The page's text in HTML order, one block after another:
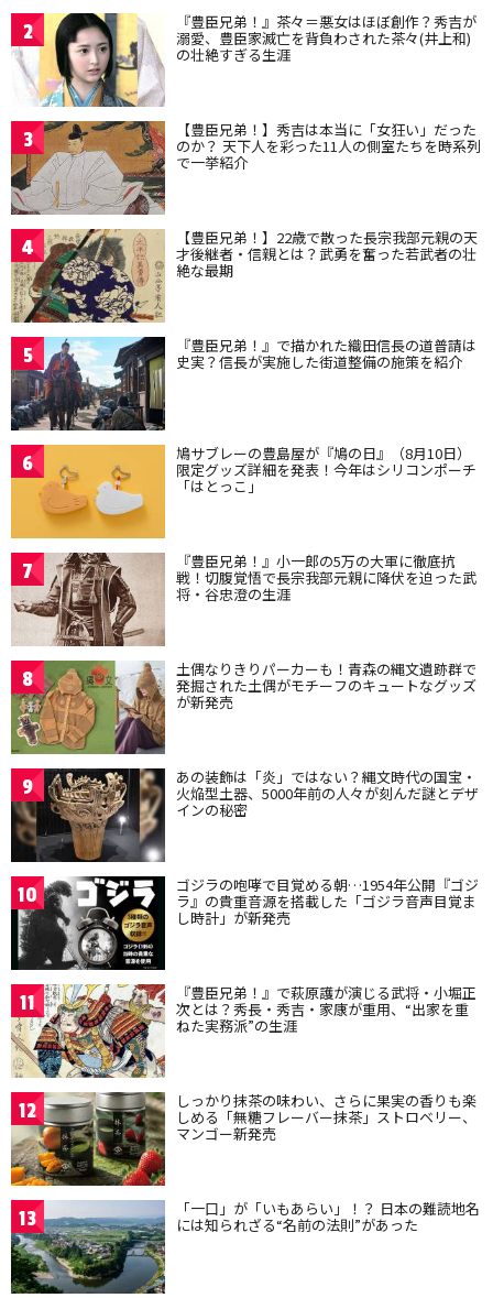
2 『豊臣兄弟！』茶々＝悪女はほぼ創作？秀吉が
溺愛、豊臣家滅亡を背負わされた茶々(井上和)
の壮絶すぎる生涯
3 【豊臣兄弟！】秀吉は本当に「女狂い」だった
のか？ 天下人を彩った11人の側室たちを時系列
で一挙紹介
4 【豊臣兄弟！】22歳で散った長宗我部元親の天
才後継者・信親とは？武勇を奮った若武者の壮
絶な最期
5 『豊臣兄弟！』で描かれた織田信長の道普請は
史実？信長が実施した街道整備の施策を紹介
6 鳩サブレーの豊島屋が『鳩の日』（8月10日）
限定グッズ詳細を発表！今年はシリコンポーチ
「はとっこ」
7 『豊臣兄弟！』小一郎の5万の大軍に徹底抗
戦！切腹覚悟で長宗我部元親に降伏を迫った武
将・谷忠澄の生涯
8 土偶なりきりパーカーも！青森の縄文遺跡群で
発掘された土偶がモチーフのキュートなグッズ
が新発売
9 あの装飾は「炎」ではない？縄文時代の国宝・
火焔型土器、5000年前の人々が刻んだ謎とデザ
インの秘密
10 ゴジラの咆哮で目覚める朝…1954年公開『ゴジ
ラ』の貴重音源を搭載した「ゴジラ音声目覚ま
し時計」が新発売
11 『豊臣兄弟！』で萩原護が演じる武将・小堀正
次とは？秀長・秀吉・家康が重用、“出家を重
ねた実務派”の生涯
12 しっかり抹茶の味わい、さらに果実の香りも楽
しめる「無糖フレーバー抹茶」ストロベリー、
マンゴー新発売
13 「一口」が「いもあらい」！？ 日本の難読地名
には知られざる“名前の法則”があった